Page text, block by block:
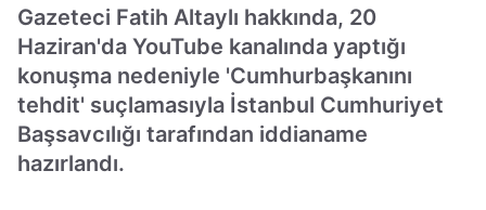
Gazeteci Fatih Altaylı hakkında, 20
Haziran'da YouTube kanalında yaptığı
konuşma nedeniyle 'Cumhurbaşkanını
tehdit' suçlamasıyla İstanbul Cumhuriyet
Başsavcılığı tarafından iddianame
hazırlandı.